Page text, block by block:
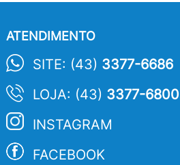
ATENDIMENTO
SITE: (43) 3377-6686
LOJA: (43) 3377-6800
INSTAGRAM
FACEBOOK